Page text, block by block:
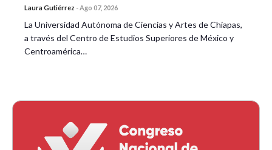
Laura Gutiérrez -Ago 07, 2026
La Universidad Autónoma de Ciencias y Artes de Chiapas,
a través del Centro de Estudios Superiores de México y
Centroamérica…